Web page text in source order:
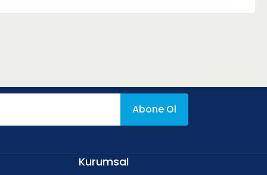
Abone Ol
Kurumsal